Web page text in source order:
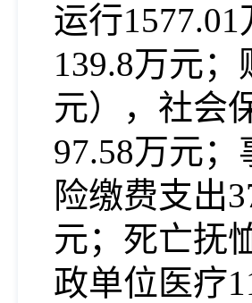
运行
139.8万元
元），社会
97.58万元
险缴费支出
元；死亡抚
政单位医疗